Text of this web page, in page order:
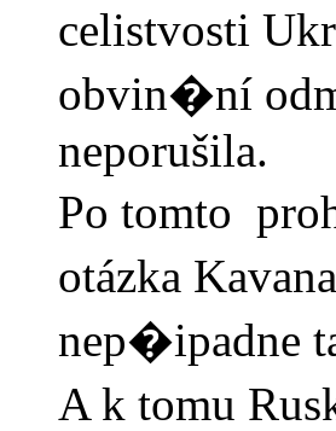
celistvosti
obvin�ní
neporušila.
Po tomto
otázka
nep�ipadne
A k tomu